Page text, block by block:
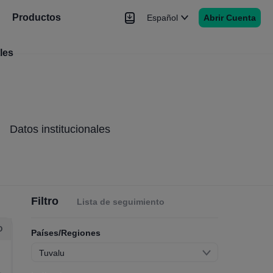
Productos
Noticias
Español Abrir Cuenta
Datos institucionales
Filtro Lista de seguimiento
Países/Regiones
Tuvalu